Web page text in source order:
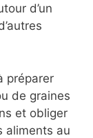
d’un
préparer
de graines
et obliger
aliments au